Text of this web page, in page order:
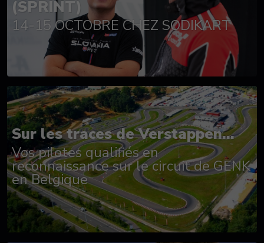
(SPRINT)
14-15 OCTOBRE CHEZ SODIKART
Sur les traces de Verstappen...
Vos pilotes qualifiés en
reconnaissance sur le circuit de GENK
en Belgique